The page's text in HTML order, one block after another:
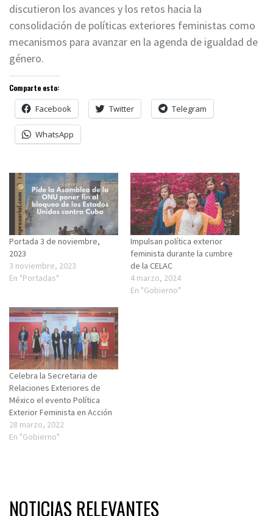
discutieron los avances y los retos hacia la
consolidación de políticas exteriores feministas como
mecanismos para avanzar en la agenda de igualdad de
género.
Comparte esto:
Facebook Twitter Telegram
WhatsApp
Portada 3 de noviembre,
2023
3 noviembre, 2023
En "Portadas"
Impulsan política exterior
feminista durante la cumbre
de la CELAC
4 marzo, 2024
En "Gobierno"
Celebra la Secretaria de
Relaciones Exteriores de
México el evento Política
Exterior Feminista en Acción
28 marzo, 2022
En "Gobierno"
NOTICIAS RELEVANTES